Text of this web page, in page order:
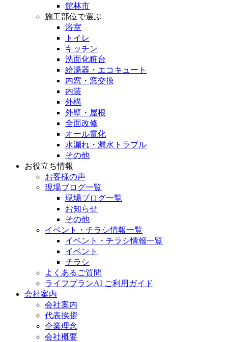
館林市
施工部位で選ぶ
浴室
トイレ
キッチン
洗面化粧台
給湯器・エコキュート
内窓・窓交換
内装
外構
外壁・屋根
全面改修
オール電化
水漏れ・漏水トラブル
その他
お役立ち情報
お客様の声
現場ブログ一覧
現場ブログ一覧
お知らせ
その他
イベント・チラシ情報一覧
イベント・チラシ情報一覧
イベント
チラシ
よくあるご質問
ライフプランAI ご利用ガイド
会社案内
会社案内
代表挨拶
企業理念
会社概要